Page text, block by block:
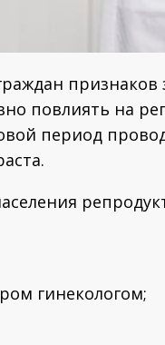
повлиять на
период
гинекологом;